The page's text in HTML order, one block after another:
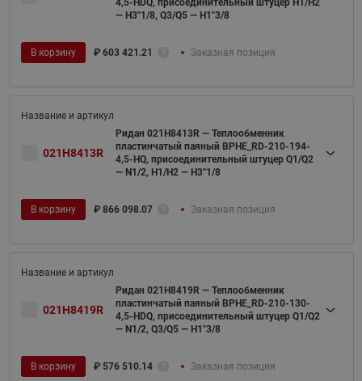
— H3''1/8, Q3/Q5 — H1"3/8
В корзину ₽ 603 421.21 Заказная позиция
021H8413R
Ридан 021H8413R — Теплообменник
пластинчатый паяный BPHE_RD-210-194-
4,5-HQ, присоединительный штуцер Q1/Q2
— N1/2, H1/H2 — H3''1/8
В корзину ₽ 866 098.07 Заказная позиция
021H8419R
Ридан 021H8419R — Теплообменник
пластинчатый паяный BPHE_RD-210-130-
4,5-HDQ, присоединительный штуцер Q1/Q2
— N1/2, Q3/Q5 — H1"3/8
В корзину ₽ 576 510.14 Заказная позиция